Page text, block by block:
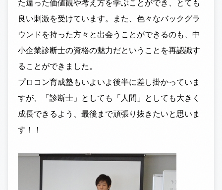
良い刺激を受けています。また、色々なバックグラ
ウンドを持った方々と出会うことができるのも、中
小企業診断士の資格の魅力だということを再認識す
ることができました。
プロコン育成塾もいよいよ後半に差し掛かっていま
すが、「診断士」としても「人間」としても大きく
成長できるよう、最後まで頑張り抜きたいと思いま
す！！